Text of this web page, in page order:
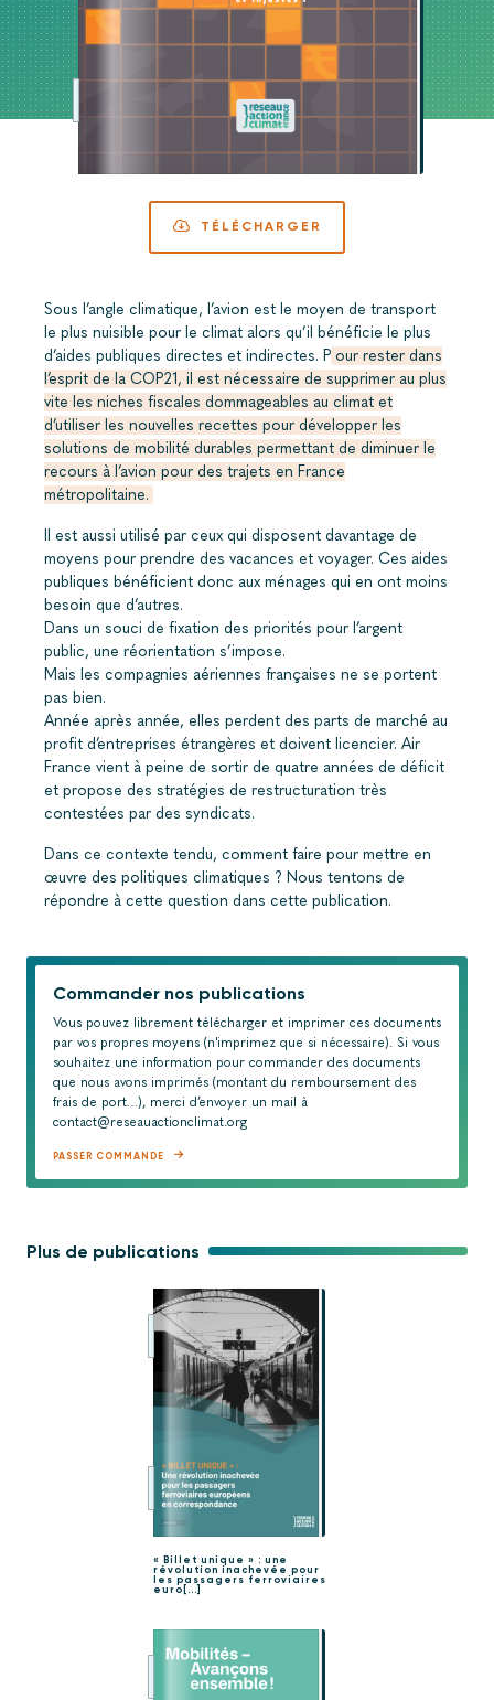
TÉLÉCHARGER
Sous l’angle climatique, l’avion est le moyen de transport
le plus nuisible pour le climat alors qu’il bénéficie le plus
d’aides publiques directes et indirectes. P our rester dans
l’esprit de la COP21, il est nécessaire de supprimer au plus
vite les niches fiscales dommageables au climat et
d’utiliser les nouvelles recettes pour développer les
solutions de mobilité durables permettant de diminuer le
recours à l’avion pour des trajets en France
métropolitaine.
Il est aussi utilisé par ceux qui disposent davantage de
moyens pour prendre des vacances et voyager. Ces aides
publiques bénéficient donc aux ménages qui en ont moins
besoin que d’autres.
Dans un souci de fixation des priorités pour l’argent
public, une réorientation s’impose.
Mais les compagnies aériennes françaises ne se portent
pas bien.
Année après année, elles perdent des parts de marché au
profit d’entreprises étrangères et doivent licencier. Air
France vient à peine de sortir de quatre années de déficit
et propose des stratégies de restructuration très
contestées par des syndicats.
Dans ce contexte tendu, comment faire pour mettre en
œuvre des politiques climatiques ? Nous tentons de
répondre à cette question dans cette publication.
Commander nos publications
Vous pouvez librement télécharger et imprimer ces documents
par vos propres moyens (n'imprimez que si nécessaire). Si vous
souhaitez une information pour commander des documents
que nous avons imprimés (montant du remboursement des
frais de port…), merci d’envoyer un mail à
contact@reseauactionclimat.org
PASSER COMMANDE
Plus de publications
« Billet unique » : une
révolution inachevée pour
les passagers ferroviaires
euro[...]